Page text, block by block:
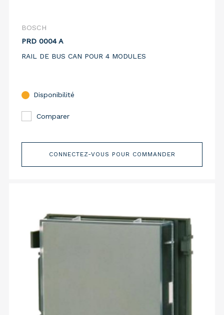
BOSCH
PRD 0004 A
RAIL DE BUS CAN POUR 4 MODULES
Disponibilité
Comparer
CONNECTEZ-VOUS POUR COMMANDER